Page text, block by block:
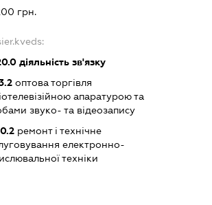
грн.
діяльність зв'язку
оптова торгівля
апаратурою та
звуко- та відеозапису
ремонт і технічне
електронно-
техніки